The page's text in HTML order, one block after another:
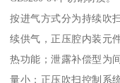
按进气方式分为持续吹
续供气，正压腔内装元
热功能；泄露补偿型为
量小；正压吹扫控制系